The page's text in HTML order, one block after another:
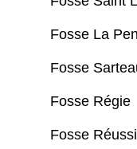
Fosse La
Fosse
Fosse Régie
Fosse